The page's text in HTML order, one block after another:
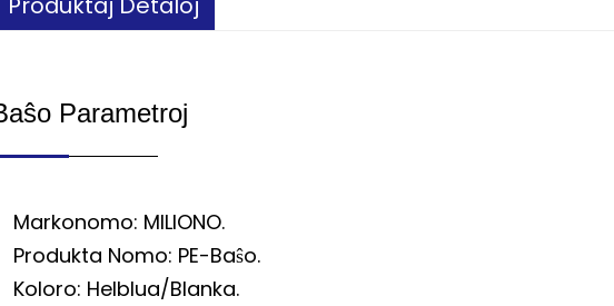
Parametroj
Markonomo: MILIONO.
Produkta Nomo: PE-Baŝo.
Koloro: Helblua/Blanka.